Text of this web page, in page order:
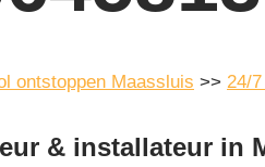
ontstoppen Maassluis >> 24/
& installateur in